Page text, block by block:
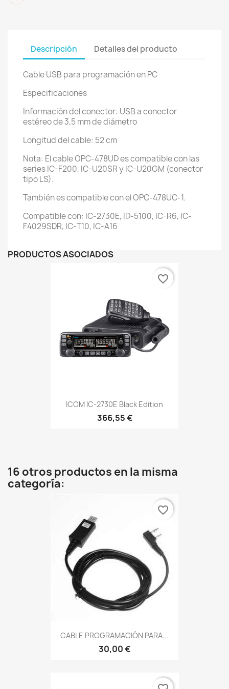
Descripción Detalles del producto
Cable USB para programación en PC
Especificaciones
Información del conector: USB a conector
estéreo de 3,5 mm de diámetro
Longitud del cable: 52 cm
Nota: El cable OPC-478UD es compatible con las
series IC-F200, IC-U20SR y IC-U20GM (conector
tipo LS).
También es compatible con el OPC-478UC-1.
Compatible con: IC-2730E, ID-5100, IC-R6, IC-
F4029SDR, IC-T10, IC-A16
PRODUCTOS ASOCIADOS
ICOM IC-2730E Black Edition
366,55 €
favorite_border
16 otros productos en la misma
categoría:
CABLE PROGRAMACIÓN PARA...
30,00 €
favorite_border